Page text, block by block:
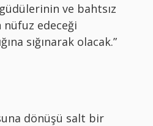
ve bahtsız
edeceği
sığınarak olacak.”
dönüşü salt bir